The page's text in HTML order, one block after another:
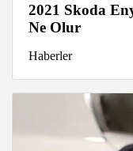
2021 Skoda
Ne Olur
Haberler